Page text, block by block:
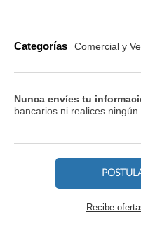
Categorías Comercial y
Nunca envíes tu
bancarios ni realices ningún
Recibe